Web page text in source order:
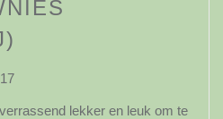
lekker en leuk om te